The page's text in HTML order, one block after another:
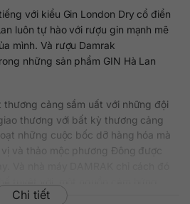
với kiểu Gin London Dry cổ điển
luôn tự hào với rượu gin mạnh mẽ
mình. Và rượu Damrak
những sản phẩm GIN Hà Lan
thương cảng sầm uất với những đội
thương với bất kỳ thương cảng
những cuộc bốc dỡ hàng hóa mà
vị và thảo mộc phương Đông được
tuyệt vời, một nguồn cảm hứng
chưng cất chọn lựa nguyên liệu
Chi tiết